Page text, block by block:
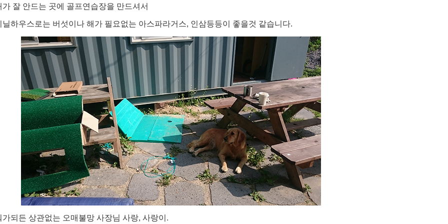
가 잘 안드는 곳에 골프연습장을 만드셔서
닐하우스로는 버섯이나 해가 필요없는 아스파라거스, 인삼등등이 좋을것 같습니다.
가되든 상관없는 오매불망 사장님 사랑, 사랑이.